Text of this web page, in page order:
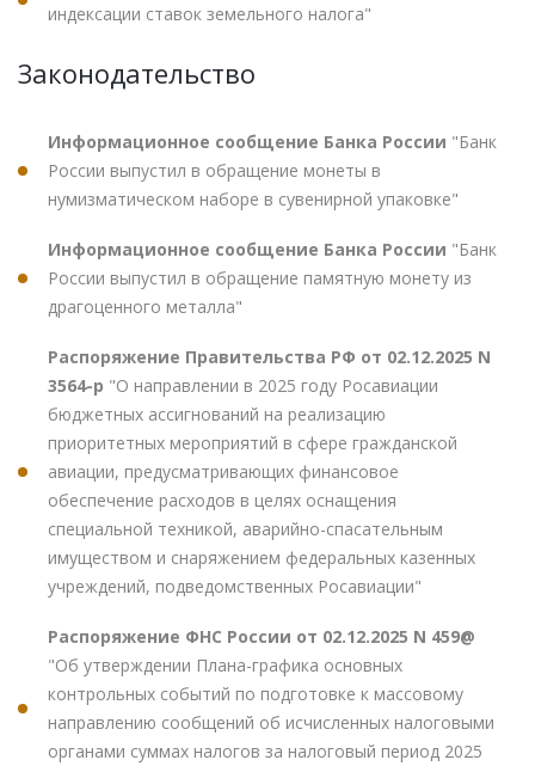
индексации ставок земельного налога"
Законодательство
Информационное сообщение Банка России "Банк
России выпустил в обращение монеты в
нумизматическом наборе в сувенирной упаковке"
Информационное сообщение Банка России "Банк
России выпустил в обращение памятную монету из
драгоценного металла"
Распоряжение Правительства РФ от 02.12.2025 N
3564-р "О направлении в 2025 году Росавиации
бюджетных ассигнований на реализацию
приоритетных мероприятий в сфере гражданской
авиации, предусматривающих финансовое
обеспечение расходов в целях оснащения
специальной техникой, аварийно-спасательным
имуществом и снаряжением федеральных казенных
учреждений, подведомственных Росавиации"
Распоряжение ФНС России от 02.12.2025 N 459@
"Об утверждении Плана-графика основных
контрольных событий по подготовке к массовому
направлению сообщений об исчисленных налоговыми
органами суммах налогов за налоговый период 2025